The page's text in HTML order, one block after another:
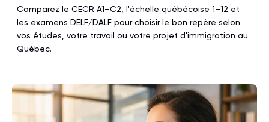
Comparez le CECR A1–C2, l'échelle québécoise 1–12 et
les examens DELF/DALF pour choisir le bon repère selon
vos études, votre travail ou votre projet d'immigration au
Québec.